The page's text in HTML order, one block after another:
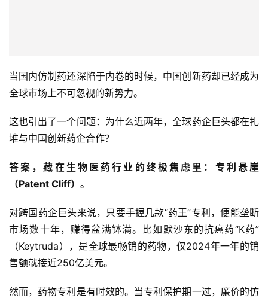
当国内仿制药还深陷于内卷的时候，中国创新药却已经成为
全球市场上不可忽视的新势力。
这也引出了一个问题：为什么近两年，全球药企巨头都在扎
堆与中国创新药企合作？
答案，藏在生物医药行业的终极焦虑里：专利悬崖
（Patent Cliff）。
对跨国药企巨头来说，只要手握几款“药王”专利，便能垄断
市场数十年，赚得盆满钵满。比如默沙东的抗癌药“K药”
（Keytruda），是全球最畅销的药物，仅2024年一年的销
售额就接近250亿美元。
然而，药物专利是有时效的。当专利保护期一过，廉价的仿